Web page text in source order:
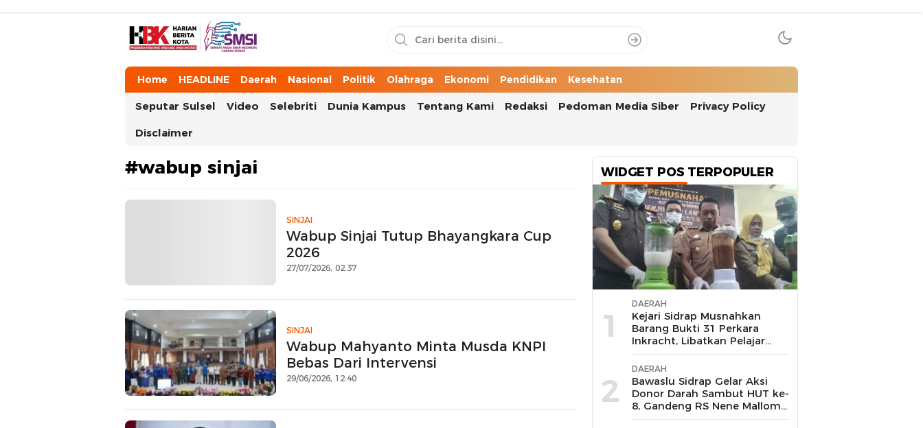
HarianBeritaKota
Mengabarkan Setiap Detil, Sudut, dan Cerita Kota
Home HEADLINE Daerah Nasional Politik Olahraga Ekonomi Pendidikan Kesehatan
Seputar Sulsel Video Selebriti Dunia Kampus Tentang Kami Redaksi Pedoman Media Siber Privacy Policy
Disclaimer
#wabup sinjai
SINJAI
Wabup Sinjai Tutup Bhayangkara Cup
2026
27/07/2026, 02:37
SINJAI
Wabup Mahyanto Minta Musda KNPI
Bebas Dari Intervensi
29/06/2026, 12:40
WIDGET POS TERPOPULER
1
DAERAH
Kejari Sidrap Musnahkan
Barang Bukti 31 Perkara
Inkracht, Libatkan Pelajar
untuk Edukasi Bahaya
Narkoba
2
DAERAH
Bawaslu Sidrap Gelar Aksi
Donor Darah Sambut HUT ke-
8, Gandeng RS Nene Mallomo
dan Polres